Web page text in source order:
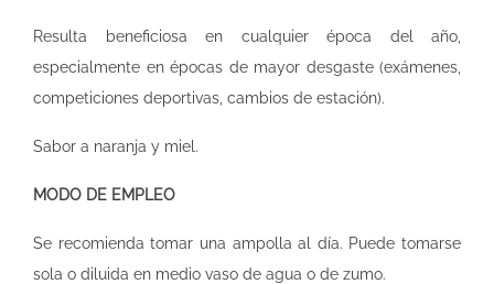
Resulta beneficiosa en cualquier época del año,
especialmente en épocas de mayor desgaste (exámenes,
competiciones deportivas, cambios de estación).
Sabor a naranja y miel.
MODO DE EMPLEO
Se recomienda tomar una ampolla al día. Puede tomarse
sola o diluida en medio vaso de agua o de zumo.